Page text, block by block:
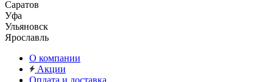
Саратов
Уфа
Ульяновск
Ярославль
О компании
Акции
Оплата и доставка